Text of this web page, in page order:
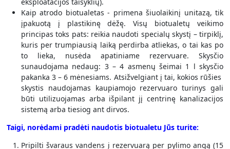
Kaip atrodo biotualetas - primena šiuolaikinį unitazą, tik
įpakuotą į plastikinę dėžę. Visų biotualetų veikimo
principas toks pats: reikia naudoti specialų skystį – tirpiklį,
kuris per trumpiausią laiką perdirba atliekas, o tai kas po
to lieka, nusėda apatiniame rezervuare. Skysčio
sunaudojama nedaug: 3 – 4 asmenų šeimai 1 l skysčio
pakanka 3 – 6 mėnesiams. Atsižvelgiant į tai, kokios rūšies
skystis naudojamas kaupiamojo rezervuaro turinys gali
būti utilizuojamas arba išpilant jį centrinę kanalizacijos
sistemą arba tiesiog ant dirvos.
Taigi, norėdami pradėti naudotis biotualetu Jūs turite:
Pripilti švaraus vandens į rezervuarą per pylimo angą (15